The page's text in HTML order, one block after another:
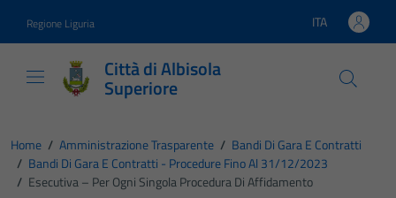
Regione Liguria Lingua attiva:
ITA
Città di Albisola
Superiore
Home / Amministrazione Trasparente / Bandi Di Gara E Contratti
/ Bandi Di Gara E Contratti - Procedure Fino Al 31/12/2023
/ Esecutiva – Per Ogni Singola Procedura Di Affidamento